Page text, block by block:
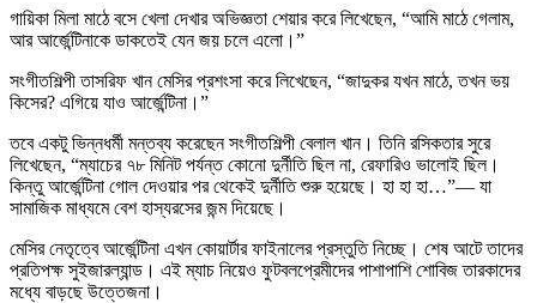
গায়িকা মিলা মাঠে বসে খেলা দেখার অভিজ্ঞতা শেয়ার করে লিখেছেন, “আমি মাঠে গেলাম,
আর আর্জেন্টিনাকে ডাকতেই যেন জয় চলে এলো।”
সংগীতশিল্পী তাসরিফ খান মেসির প্রশংসা করে লিখেছেন, “জাদুকর যখন মাঠে, তখন ভয়
কিসের? এগিয়ে যাও আর্জেন্টিনা।”
তবে একটু ভিন্নধর্মী মন্তব্য করেছেন সংগীতশিল্পী বেলাল খান। তিনি রসিকতার সুরে
লিখেছেন, “ম্যাচের ৭৮ মিনিট পর্যন্ত কোনো দুর্নীতি ছিল না, রেফারিও ভালোই ছিল।
কিন্তু আর্জেন্টিনা গোল দেওয়ার পর থেকেই দুর্নীতি শুরু হয়েছে। হা হা হা…”— যা
সামাজিক মাধ্যমে বেশ হাস্যরসের জন্ম দিয়েছে।
মেসির নেতৃত্বে আর্জেন্টিনা এখন কোয়ার্টার ফাইনালের প্রস্তুতি নিচ্ছে। শেষ আটে তাদের
প্রতিপক্ষ সুইজারল্যান্ড। এই ম্যাচ নিয়েও ফুটবলপ্রেমীদের পাশাপাশি শোবিজ তারকাদের
মধ্যে বাড়ছে উত্তেজনা।